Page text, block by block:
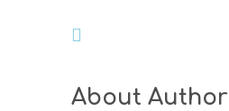
About Author